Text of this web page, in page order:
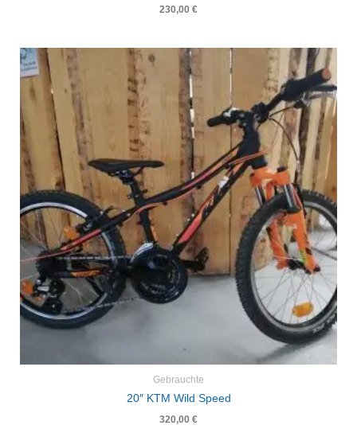
230,00 €
Gebrauchte
20″ KTM Wild Speed
320,00 €